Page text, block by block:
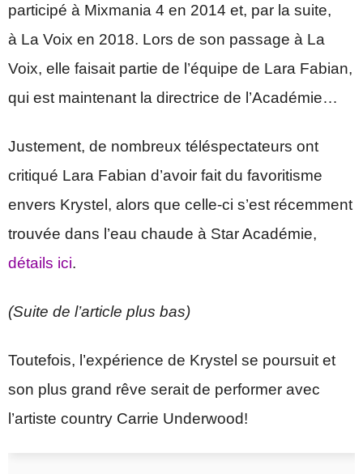
participé à Mixmania 4 en 2014 et, par la suite,
à La Voix en 2018. Lors de son passage à La
Voix, elle faisait partie de l’équipe de Lara Fabian,
qui est maintenant la directrice de l’Académie…
Justement, de nombreux téléspectateurs ont
critiqué Lara Fabian d’avoir fait du favoritisme
envers Krystel, alors que celle-ci s’est récemment
trouvée dans l’eau chaude à Star Académie,
détails ici.
(Suite de l’article plus bas)
Toutefois, l’expérience de Krystel se poursuit et
son plus grand rêve serait de performer avec
l’artiste country Carrie Underwood!